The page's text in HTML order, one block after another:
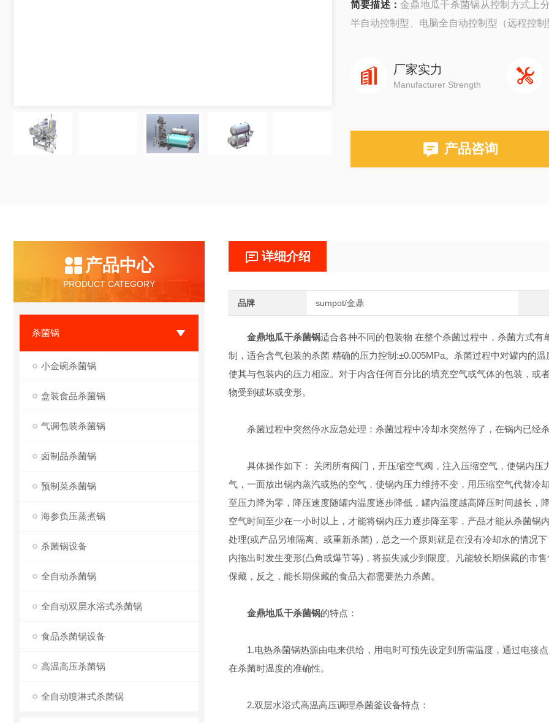
简要描述： 金鼎地瓜干杀菌锅从控制方式上
半自动控制型、电脑全自动控制型（远程控
厂家实力
Manufacturer Strength
产品咨询
详细介绍
品牌 sumpot/金鼎
金鼎地瓜干杀菌锅适合各种不同的包装物 在整个杀菌过程中，杀菌方式
制，适合含气包装的杀菌 精确的压力控制:±0.005MPa。杀菌过程中对罐内的
使其与包装内的压力相应。对于内含任何百分比的填充空气或气体的包装，
物受到破坏或变形。
杀菌过程中突然停水应急处理：杀菌过程中冷却水突然停了，在锅内已经
具体操作如下： 关闭所有阀门，开压缩空气阀，注入压缩空气，使锅内压
气，一面放出锅内蒸汽或热的空气，使锅内压力维持不变，用压缩空气代替
至压力降为零，降压速度随罐内温度逐步降低，罐内温度越高降压时间越长
空气时间至少在一小时以上，才能将锅内压力逐步降至零，产品才能从杀菌
处理(或产品另堆隔离、或重新杀菌)，总之一个原则就是在没有冷却水的情况
内拖出时发生变形(凸角或爆节等)，将损失减少到限度。凡能较长期保藏的市
保藏，反之，能长期保藏的食品大都需要热力杀菌。
金鼎地瓜干杀菌锅的特点：
1.电热杀菌锅热源由电来供给，用电时可预先设定到所需温度，通过电接
在杀菌时温度的准确性。
2.双层水浴式高温高压调理杀菌釜设备特点：
产品中心
PRODUCT CATEGORY
杀菌锅
小金碗杀菌锅
盒装食品杀菌锅
气调包装杀菌锅
卤制品杀菌锅
预制菜杀菌锅
海参负压蒸煮锅
杀菌锅设备
全自动杀菌锅
全自动双层水浴式杀菌锅
食品杀菌锅设备
高温高压杀菌锅
全自动喷淋式杀菌锅